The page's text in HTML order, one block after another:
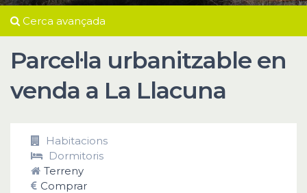
Cerca avançada
Parcel·la urbanitzable en
venda a La Llacuna
Habitacions
Dormitoris
Terreny
Comprar